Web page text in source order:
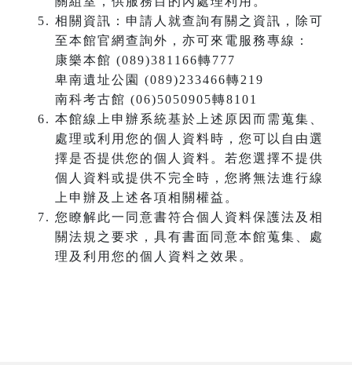
相關資訊：申請人就查詢有關之資訊，除可
至本館官網查詢外，亦可來電服務專線：
康樂本館 (089)381166轉777
卑南遺址公園 (089)233466轉219
南科考古館 (06)5050905轉8101
本館線上申辦系統基於上述原因而需蒐集、
處理或利用您的個人資料時，您可以自由選
擇是否提供您的個人資料。若您選擇不提供
個人資料或提供不完全時，您將無法進行線
上申辦及上述各項相關權益。
您瞭解此一同意書符合個人資料保護法及相
關法規之要求，具有書面同意本館蒐集、處
理及利用您的個人資料之效果。